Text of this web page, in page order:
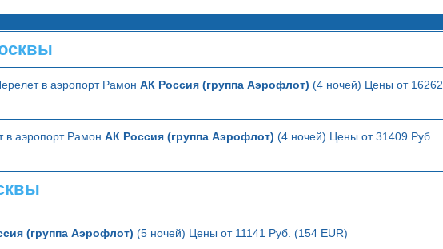
в аэропорт Рамон АК Россия (группа Аэрофлот) (4 ночей) Цены от 16262
в аэропорт Рамон АК Россия (группа Аэрофлот) (4 ночей) Цены от 31409 Руб.
(группа Аэрофлот) (5 ночей) Цены от 11141 Руб. (154 EUR)